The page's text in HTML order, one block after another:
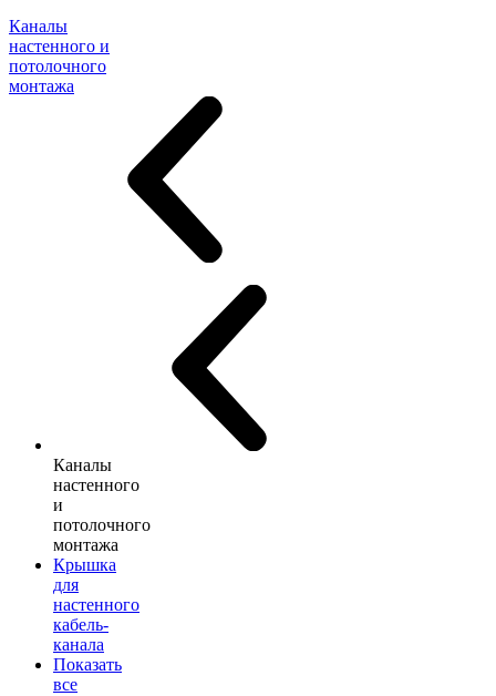
Каналы
настенного и
потолочного
монтажа
Каналы
настенного
и
потолочного
монтажа
Крышка
для
настенного
кабель-
канала
Показать
все